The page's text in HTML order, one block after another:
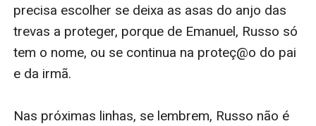
precisa escolher se deixa as asas do anjo das
trevas a proteger, porque de Emanuel, Russo só
tem o nome, ou se continua na proteç@o do pai
e da irmã.
Nas próximas linhas, se lembrem, Russo não é